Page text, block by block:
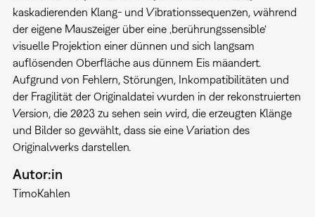
kaskadierenden Klang- und Vibrationssequenzen, während
der eigene Mauszeiger über eine ‚berührungssensible‘
visuelle Projektion einer dünnen und sich langsam
auflösenden Oberfläche aus dünnem Eis mäandert.
Aufgrund von Fehlern, Störungen, Inkompatibilitäten und
der Fragilität der Originaldatei wurden in der rekonstruierten
Version, die 2023 zu sehen sein wird, die erzeugten Klänge
und Bilder so gewählt, dass sie eine Variation des
Originalwerks darstellen.
Autor:in
TimoKahlen